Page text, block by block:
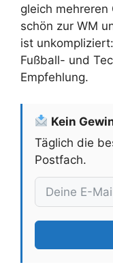
gleich mehreren
schön zur WM
ist
Fußball- und
Empfehlung.
Kein
Täglich die
Postfach.